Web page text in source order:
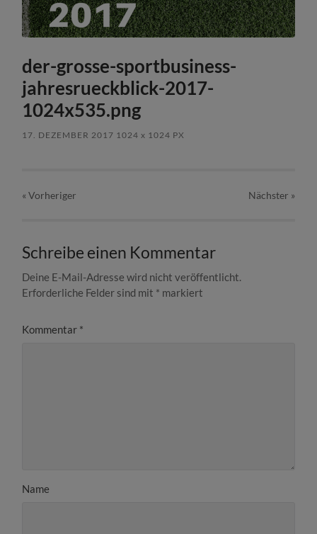
der-grosse-sportbusiness-
jahresrueckblick-2017-
1024x535.png
17. DEZEMBER 2017 1024x 1024 PX
« Vorheriger Nächster »
Schreibe einen Kommentar
Deine E-Mail-Adresse wird nicht veröffentlicht.
Erforderliche Felder sind mit * markiert
Kommentar *
Name